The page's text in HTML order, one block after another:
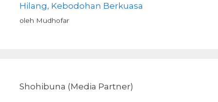
Hilang, Kebodohan Berkuasa
oleh Mudhofar
Shohibuna (Media Partner)